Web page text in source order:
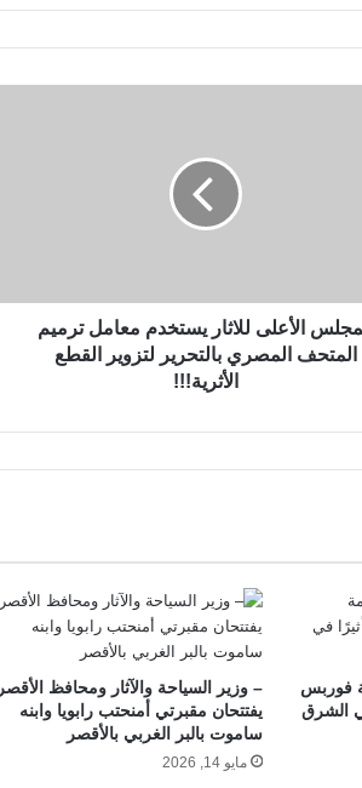
الأعلى للاثار يستخدم معامل ترميم
المتحف المصري بالتحرير لتزوير القطع
الأثرية!!!
فوربس
الشرق
– وزير السياحة والآثار ومحافظ الأقصر
يفتتحان مقبرتي أمنحتب رابويا وابنه
ساموت بالبر الغربي بالأقصر
مايو 14, 2026